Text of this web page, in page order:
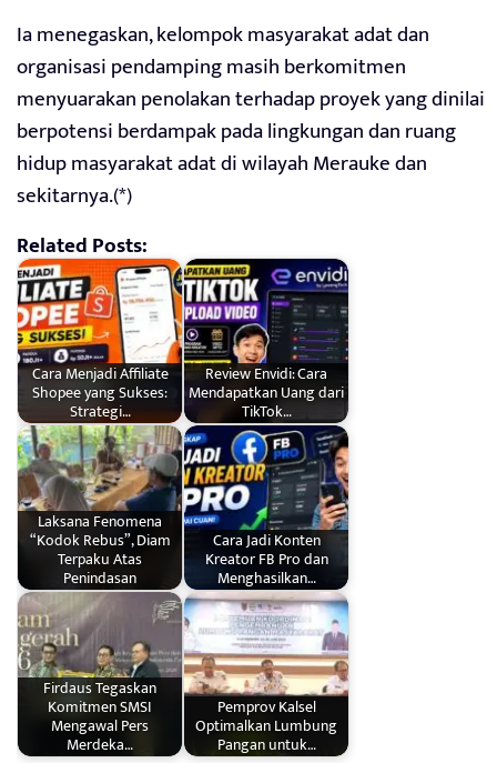
Ia menegaskan, kelompok masyarakat adat dan
organisasi pendamping masih berkomitmen
menyuarakan penolakan terhadap proyek yang dinilai
berpotensi berdampak pada lingkungan dan ruang
hidup masyarakat adat di wilayah Merauke dan
sekitarnya.(*)
Related Posts:
Cara Menjadi Affiliate
Shopee yang Sukses:
Strategi…
Review Envidi: Cara
Mendapatkan Uang dari
TikTok…
Laksana Fenomena
“Kodok Rebus”, Diam
Terpaku Atas
Penindasan
Cara Jadi Konten
Kreator FB Pro dan
Menghasilkan…
Firdaus Tegaskan
Komitmen SMSI
Mengawal Pers
Merdeka…
Pemprov Kalsel
Optimalkan Lumbung
Pangan untuk…